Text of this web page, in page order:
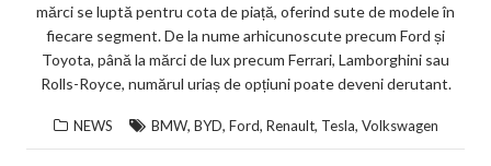
mărci se luptă pentru cota de piață, oferind sute de modele în
fiecare segment. De la nume arhicunoscute precum Ford și
Toyota, până la mărci de lux precum Ferrari, Lamborghini sau
Rolls-Royce, numărul uriaș de opțiuni poate deveni derutant.
NEWS BMW, BYD, Ford, Renault, Tesla, Volkswagen